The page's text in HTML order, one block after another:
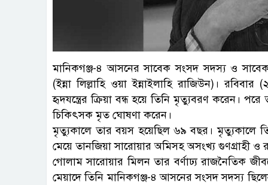
মানিকগঞ্জ-৪ আসনের সাবেক সংসদ সদস্য ও সাবেক
(ইন্না লিল্লাহি ওয়া ইন্নাইলাহি রাজিউন)।
হৃদযন্ত্রের ক্রিয়া বন্ধ হয়ে তিনি মৃত্যুবরণ করেন।
চিকিৎসক মৃত ঘোষণা করেন।
মৃত্যুকালে তার বয়স হয়েছিল ৬৯ বছর। মৃত্যুকালে
মেয়ে তানজিয়া সারোয়ার অমিসহ অসংখ্য গুণগ্রাহী ও
গোলাম সারোয়ার মিলন তার বর্ণাঢ্য রাজনৈতিক
মেয়াদে তিনি মানিকগঞ্জ-৪ আসনের সংসদ সদস্য